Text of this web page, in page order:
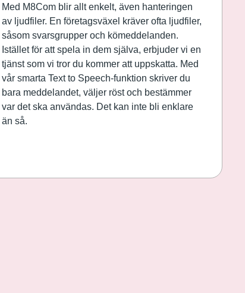
Med M8Com blir allt enkelt, även hanteringen
av ljudfiler. En företagsväxel kräver ofta ljudfiler,
såsom svarsgrupper och kömeddelanden.
Istället för att spela in dem själva, erbjuder vi en
tjänst som vi tror du kommer att uppskatta. Med
vår smarta Text to Speech-funktion skriver du
bara meddelandet, väljer röst och bestämmer
var det ska användas. Det kan inte bli enklare
än så.